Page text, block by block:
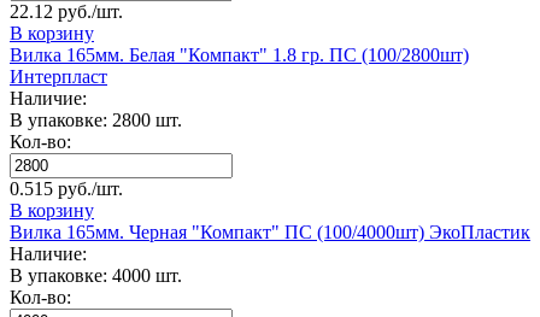
22.12 руб./шт.
В корзину
Вилка 165мм. Белая "Компакт" 1.8 гр. ПС (100/2800шт)
Интерпласт
Наличие:
В упаковке: 2800 шт.
Кол-во:
0.515 руб./шт.
В корзину
Вилка 165мм. Черная "Компакт" ПС (100/4000шт) ЭкоПластик
Наличие:
В упаковке: 4000 шт.
Кол-во: